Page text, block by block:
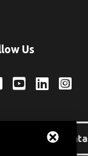
Us
Area riservata